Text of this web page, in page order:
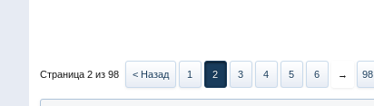
Страница 2 из 98 < Назад 1 2 3 4 5 6 → 98